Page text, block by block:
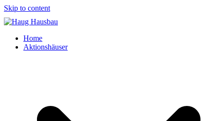
Skip to content
Home
Aktionshäuser